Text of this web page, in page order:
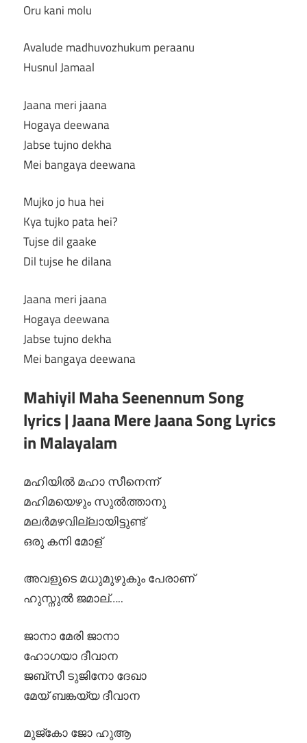
Oru kani molu
Avalude madhuvozhukum peraanu
Husnul Jamaal
Jaana meri jaana
Hogaya deewana
Jabse tujno dekha
Mei bangaya deewana
Mujko jo hua hei
Kya tujko pata hei?
Tujse dil gaake
Dil tujse he dilana
Jaana meri jaana
Hogaya deewana
Jabse tujno dekha
Mei bangaya deewana
Mahiyil Maha Seenennum Song
lyrics | Jaana Mere Jaana Song Lyrics
in Malayalam
മഹിയിൽ മഹാ സീനെന്ന്
മഹിമയെഴും സുൽത്താനു
മലർമഴവില്ലായിട്ടുണ്ട്
ഒരു കനി മോള്
അവളുടെ മധുമുഴുകും പേരാണ്
ഹുസ്നുൽ ജമാല്…..
ജാനാ മേരി ജാനാ
ഹോഗയാ ദീവാന
ജബ്‌സീ ടുജിനോ ദേഖാ
മേയ് ബങ്കയ്യ ദീവാന
മുജ്‌കോ ജോ ഹുആ